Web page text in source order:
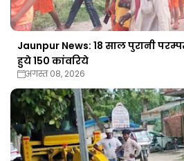
Jaunpur News: 18 साल पुरानी
हुये 150 कांवरिये
अगस्त 08, 2026